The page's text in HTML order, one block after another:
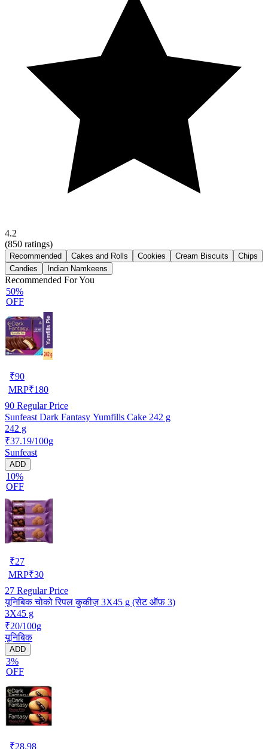
4.2
(850 ratings)
Recommended Cakes and Rolls Cookies Cream Biscuits
Chips
Candies
Indian Namkeens
Recommended For You
50%
OFF
₹90
MRP₹180
90 Regular Price
Sunfeast Dark Fantasy Yumfills Cake 242 g
242 g
₹37.19/100g
Sunfeast
ADD
10%
OFF
₹27
MRP₹30
27 Regular Price
यूनिबिक चोको रिपल कुकीज़ 3X45 g (सेट ऑफ़ 3)
3X45 g
₹20/100g
यूनिबिक
ADD
3%
OFF
₹28.98